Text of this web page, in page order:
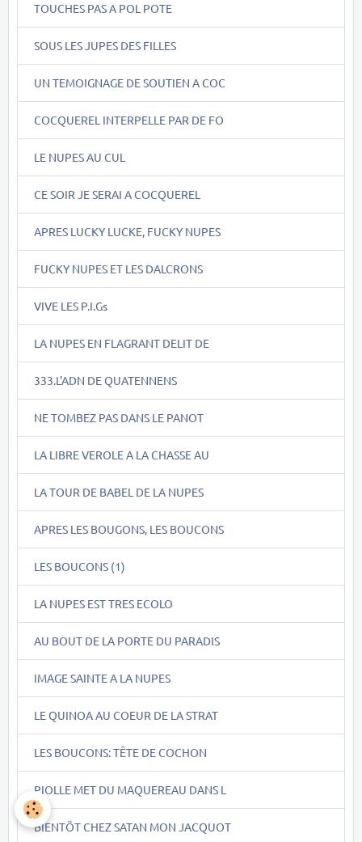
TOUCHES PAS A POL POTE
SOUS LES JUPES DES FILLES
UN TEMOIGNAGE DE SOUTIEN A COC
COCQUEREL INTERPELLE PAR DE FO
LE NUPES AU CUL
CE SOIR JE SERAI A COCQUEREL
APRES LUCKY LUCKE, FUCKY NUPES
FUCKY NUPES ET LES DALCRONS
VIVE LES P.I.Gs
LA NUPES EN FLAGRANT DELIT DE
333.L'ADN DE QUATENNENS
NE TOMBEZ PAS DANS LE PANOT
LA LIBRE VEROLE A LA CHASSE AU
LA TOUR DE BABEL DE LA NUPES
APRES LES BOUGONS, LES BOUCONS
LES BOUCONS (1)
LA NUPES EST TRES ECOLO
AU BOUT DE LA PORTE DU PARADIS
IMAGE SAINTE A LA NUPES
LE QUINOA AU COEUR DE LA STRAT
LES BOUCONS: TÊTE DE COCHON
PIOLLE MET DU MAQUEREAU DANS L
BIENTÖT CHEZ SATAN MON JACQUOT